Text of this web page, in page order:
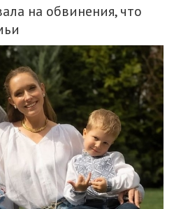
на обвинения, что